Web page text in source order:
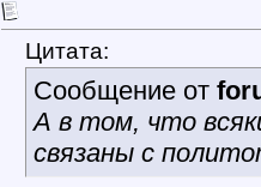
Цитата:
Сообщение от
А в том, что
связаны с